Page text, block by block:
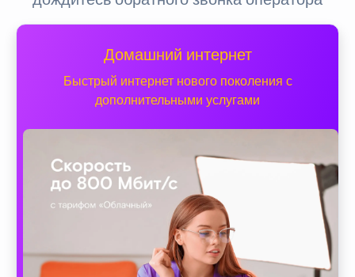
Домашний интернет
Быстрый интернет нового поколения с
дополнительными услугами